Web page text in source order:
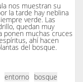
nos muestran su
la tarde hay neblina
verde. Las
quedan muy
ponen muchas cruces
ahí hacen
del bosque.
entorno bosque